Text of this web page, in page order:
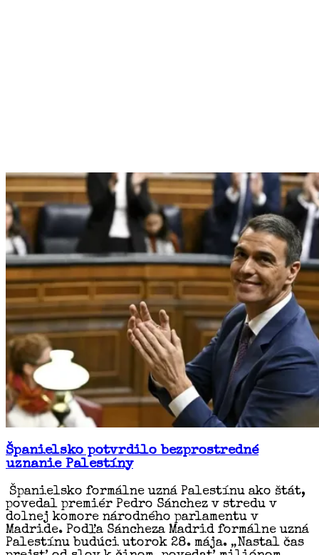
Španielsko potvrdilo bezprostredné
uznanie Palestíny
Španielsko formálne uzná Palestínu ako štát,
povedal premiér Pedro Sánchez v stredu v
dolnej komore národného parlamentu v
Madride. Podľa Sáncheza Madrid formálne uzná
Palestínu budúci utorok 28. mája. „Nastal čas